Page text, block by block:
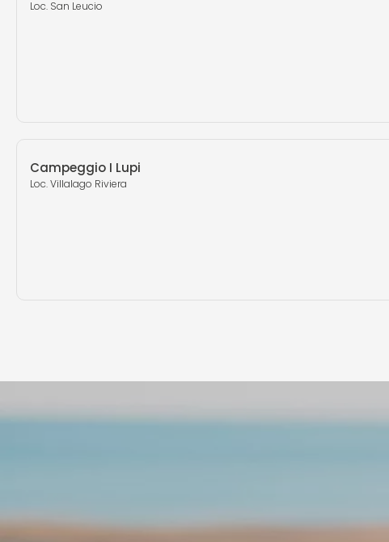
Loc. San Leucio
Campeggio I Lupi
Loc. Villalago Riviera